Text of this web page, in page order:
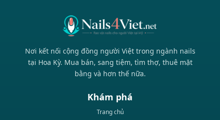
Nơi kết nối cộng đồng người Việt trong ngành nails
tại Hoa Kỳ. Mua bán, sang tiệm, tìm thợ, thuê mặt
bằng và hơn thế nữa.
Khám phá
Trang chủ